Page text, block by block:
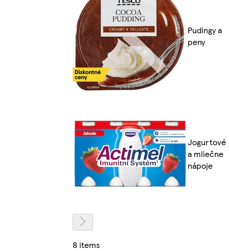
Pudingy a
peny
Jogurtové
a mliečne
nápoje
8 items